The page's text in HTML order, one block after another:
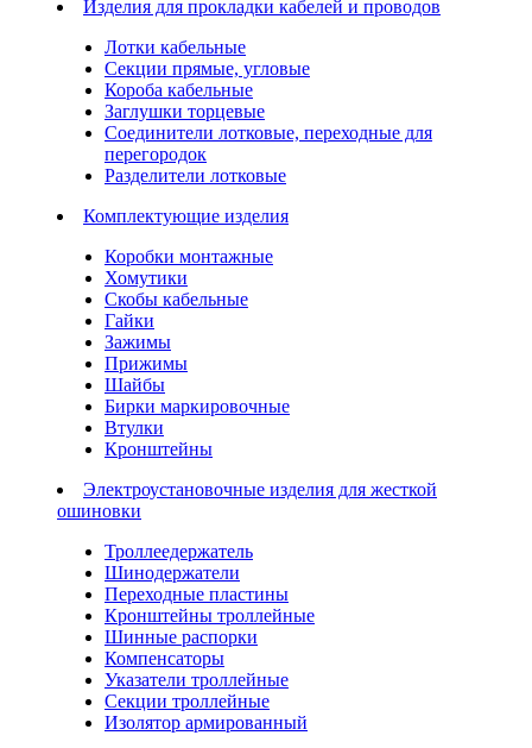
Изделия для прокладки кабелей и проводов
Лотки кабельные
Секции прямые, угловые
Короба кабельные
Заглушки торцевые
Соединители лотковые, переходные для
перегородок
Разделители лотковые
Комплектующие изделия
Коробки монтажные
Хомутики
Скобы кабельные
Гайки
Зажимы
Прижимы
Шайбы
Бирки маркировочные
Втулки
Кронштейны
Электроустановочные изделия для жесткой
ошиновки
Троллеедержатель
Шинодержатели
Переходные пластины
Кронштейны троллейные
Шинные распорки
Компенсаторы
Указатели троллейные
Секции троллейные
Изолятор армированный